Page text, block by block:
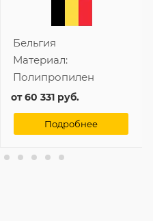
Бельгия
Материал:
Полипропилен
от60 331 руб.
Подробнее